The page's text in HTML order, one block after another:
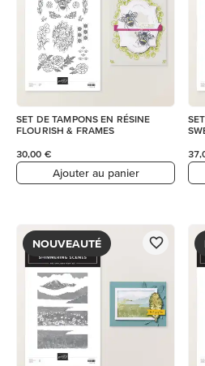
SET DE TAMPONS EN RÉSINE
FLOURISH & FRAMES
30,00 €
Ajouter au panier
NOUVEAUTÉ